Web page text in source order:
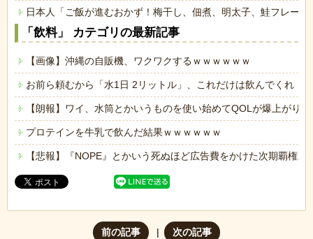
日本人「ご飯が進むおかず！梅干し、佃煮、明太子、鮭フレー
「飲料」 カテゴリの最新記事
【画像】沖縄の自販機、ワクワクするｗｗｗｗｗｗ
お前ら頼むから「水1日 2リットル」、これだけは飲んでくれ
【朗報】ワイ、水筒とかいうものを使い始めてQOLが爆上がり
プロテインを牛乳で飲んだ結果ｗｗｗｗｗｗ
【悲報】『NOPE』とかいう死ぬほど広告費をかけた次期覇権炭
前の記事 次の記事